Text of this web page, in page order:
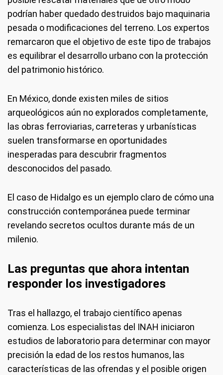
podrían haber quedado destruidos bajo maquinaria
pesada o modificaciones del terreno. Los expertos
remarcaron que el objetivo de este tipo de trabajos
es equilibrar el desarrollo urbano con la protección
del patrimonio histórico.
En México, donde existen miles de sitios
arqueológicos aún no explorados completamente,
las obras ferroviarias, carreteras y urbanísticas
suelen transformarse en oportunidades
inesperadas para descubrir fragmentos
desconocidos del pasado.
El caso de Hidalgo es un ejemplo claro de cómo una
construcción contemporánea puede terminar
revelando secretos ocultos durante más de un
milenio.
Las preguntas que ahora intentan
responder los investigadores
Tras el hallazgo, el trabajo científico apenas
comienza. Los especialistas del INAH iniciaron
estudios de laboratorio para determinar con mayor
precisión la edad de los restos humanos, las
características de las ofrendas y el posible origen